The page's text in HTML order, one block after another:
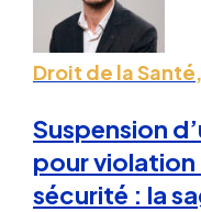
Droit de la
Suspension
pour violation
sécurité : la